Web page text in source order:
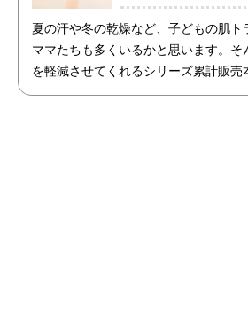
夏の汗や冬の乾燥など、子どもの肌ト
ママたちも多くいるかと思います。そ
を軽減させてくれるシリーズ累計販売
た商品「アトピッグ」と「敏感肌用石